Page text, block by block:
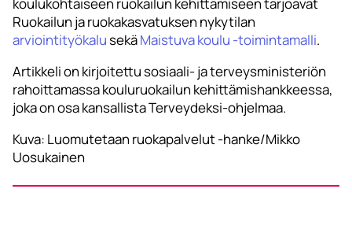
Ruokailun ja ruokakasvatuksen nykytilan
arviointityökalusekäMaistuva koulu -toimintamalli.
Artikkeli on kirjoitettu sosiaali- ja terveysministeriön
rahoittamassa kouluruokailun kehittämishankkeessa,
joka on osa kansallista Terveydeksi-ohjelmaa.
Kuva: Luomutetaan ruokapalvelut -hanke/Mikko
Uosukainen